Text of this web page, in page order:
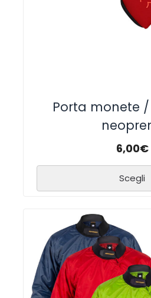
Porta monete /
6,00€
Scegli